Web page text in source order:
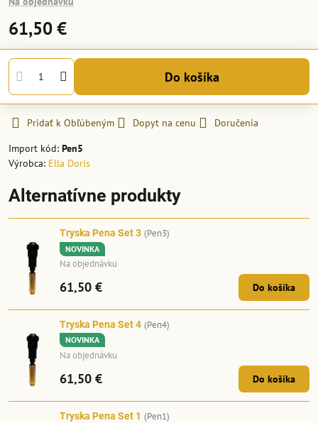
61,50 €
Do košíka
Pridať k Obľúbeným Dopyt na cenu
Doručenia
Import kód: Pen5
Výrobca: Ella Doris
Alternatívne produkty
Tryska Pena Set 3 (Pen3)
NOVINKA
Na objednávku
61,50 € Do košíka
Tryska Pena Set 4 (Pen4)
NOVINKA
Na objednávku
61,50 € Do košíka
Tryska Pena Set 1 (Pen1)